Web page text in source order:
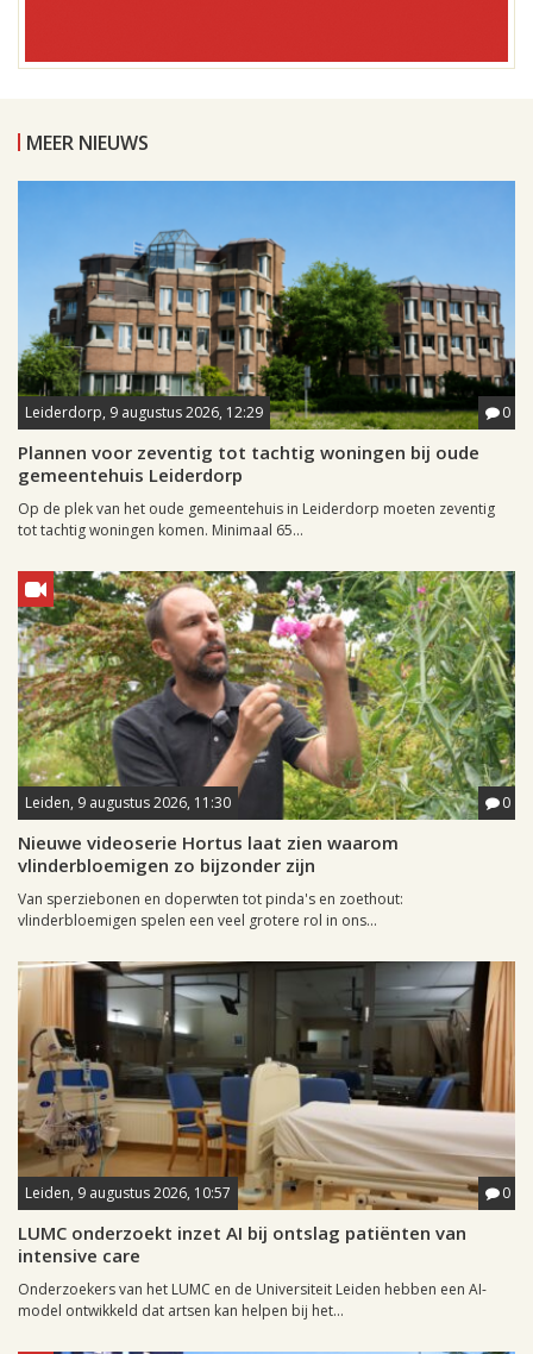
MEER NIEUWS
Leiderdorp, 9 augustus 2026, 12:29 0
Plannen voor zeventig tot tachtig woningen bij oude
gemeentehuis Leiderdorp
Op de plek van het oude gemeentehuis in Leiderdorp moeten zeventig
tot tachtig woningen komen. Minimaal 65...
Leiden, 9 augustus 2026, 11:30 0
Nieuwe videoserie Hortus laat zien waarom
vlinderbloemigen zo bijzonder zijn
Van sperziebonen en doperwten tot pinda's en zoethout:
vlinderbloemigen spelen een veel grotere rol in ons...
Leiden, 9 augustus 2026, 10:57 0
LUMC onderzoekt inzet AI bij ontslag patiënten van
intensive care
Onderzoekers van het LUMC en de Universiteit Leiden hebben een AI-
model ontwikkeld dat artsen kan helpen bij het...